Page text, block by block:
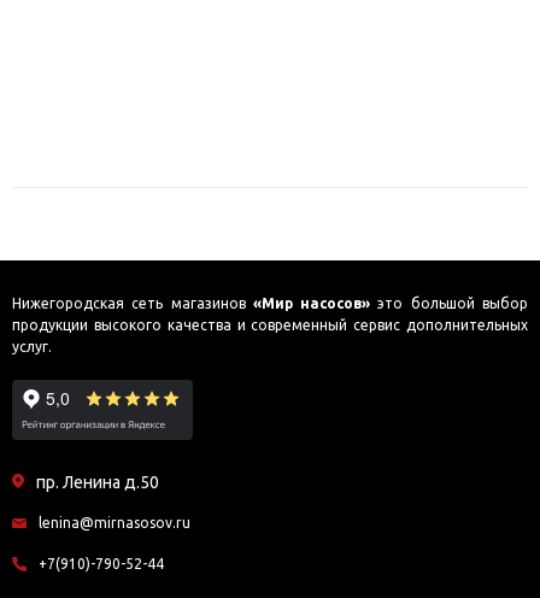
Нижегородская сеть магазинов «Мир насосов» это большой выбор
продукции высокого качества и современный сервис дополнительных
услуг.
пр. Ленина д.50
lenina@mirnasosov.ru
+7(910)-790-52-44